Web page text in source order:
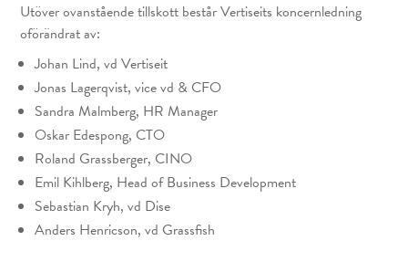
Utöver ovanstående tillskott består Vertiseits koncernledning
oförändrat av:
Johan Lind, vd Vertiseit
Jonas Lagerqvist, vice vd & CFO
Sandra Malmberg, HR Manager
Oskar Edespong, CTO
Roland Grassberger, CINO
Emil Kihlberg, Head of Business Development
Sebastian Kryh, vd Dise
Anders Henricson, vd Grassfish